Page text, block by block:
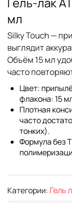
мл
Silky Touch —
выглядит
Объём 15 мл
часто
Цвет:
флакона: 15
Плотная
часто
тонких).
Формула без
Категории: Гель